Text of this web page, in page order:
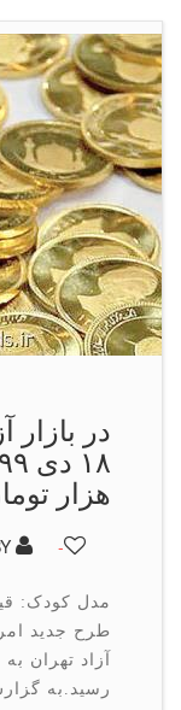
در بازار
هزار تومان
BY -
مدل کودک: قیمت هر
رسید.به گزارش